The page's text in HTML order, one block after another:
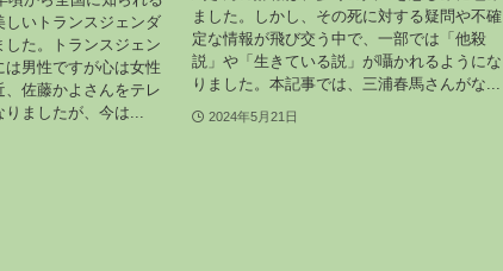
しいトランスジェンダ
た。トランスジェン
男性ですが心は女性
佐藤かよさんをテレ
ましたが、今は...
ました。しかし、その死に対する疑問や不確
定な情報が飛び交う中で、一部では「他殺
説」や「生きている説」が囁かれるようにな
りました。本記事では、三浦春馬さんがな...
2024年5月21日